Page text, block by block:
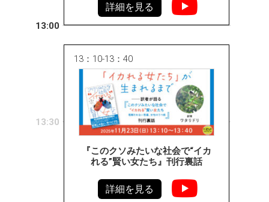
詳細を見る
13:00
13：10-13：40
『このクソみたいな社会で“イカ
れる”賢い女たち』刊行裏話
詳細を見る
13:30